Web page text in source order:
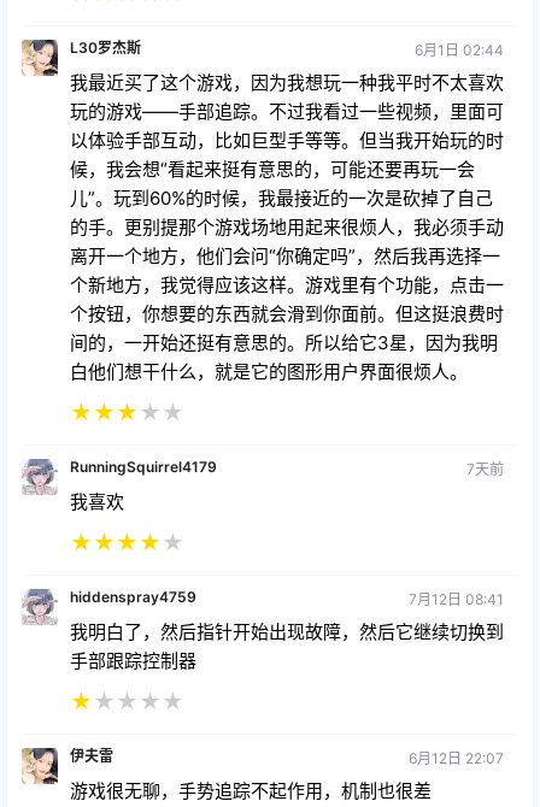
L30罗杰斯 6月1日 02:44
我最近买了这个游戏，因为我想玩一种我平时不太喜欢
玩的游戏——手部追踪。不过我看过一些视频，里面可
以体验手部互动，比如巨型手等等。但当我开始玩的时
候，我会想“看起来挺有意思的，可能还要再玩一会
儿”。玩到60%的时候，我最接近的一次是砍掉了自己
的手。更别提那个游戏场地用起来很烦人，我必须手动
离开一个地方，他们会问“你确定吗”，然后我再选择一
个新地方，我觉得应该这样。游戏里有个功能，点击一
个按钮，你想要的东西就会滑到你面前。但这挺浪费时
间的，一开始还挺有意思的。所以给它3星，因为我明
白他们想干什么，就是它的图形用户界面很烦人。
★★★★ ★
RunningSquirrel4179 7天前
我喜欢
★★★★★
hiddenspray4759 7月12日 08:41
我明白了，然后指针开始出现故障，然后它继续切换到
手部跟踪控制器
★★ ★ ★ ★
伊夫雷 6月12日 22:07
游戏很无聊，手势追踪不起作用，机制也很差